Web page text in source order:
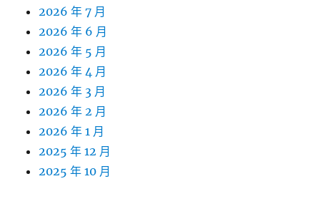
2026 年 7 月
2026 年 6 月
2026 年 5 月
2026 年 4 月
2026 年 3 月
2026 年 2 月
2026 年 1 月
2025 年 12 月
2025 年 10 月